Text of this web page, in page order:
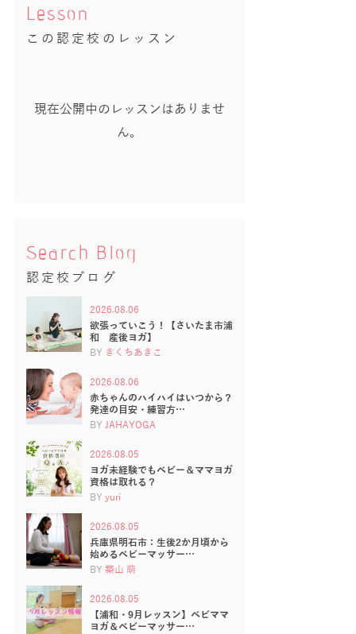
Lesson
この認定校のレッスン
現在公開中のレッスンはありませ
ん。
Search Blog
認定校ブログ
2026.08.06
欲張っていこう！【さいたま市浦
和 産後ヨガ】
BY きくちあきこ
2026.08.06
赤ちゃんのハイハイはいつから？
発達の目安・練習方…
BY JAHAYOGA
2026.08.05
ヨガ未経験でもベビー＆ママヨガ
資格は取れる？
BY yuri
2026.08.05
兵庫県明石市：生後2か月頃から
始めるベビーマッサー…
BY 築山 萌
2026.08.05
【浦和・9月レッスン】ベビママ
ヨガ＆ベビーマッサー…